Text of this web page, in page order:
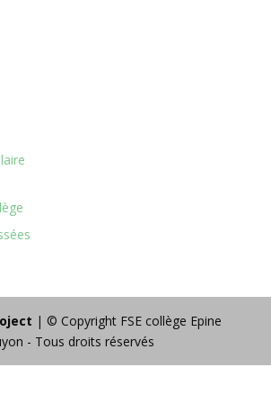
| © Copyright FSE collège Epine
- Tous droits réservés